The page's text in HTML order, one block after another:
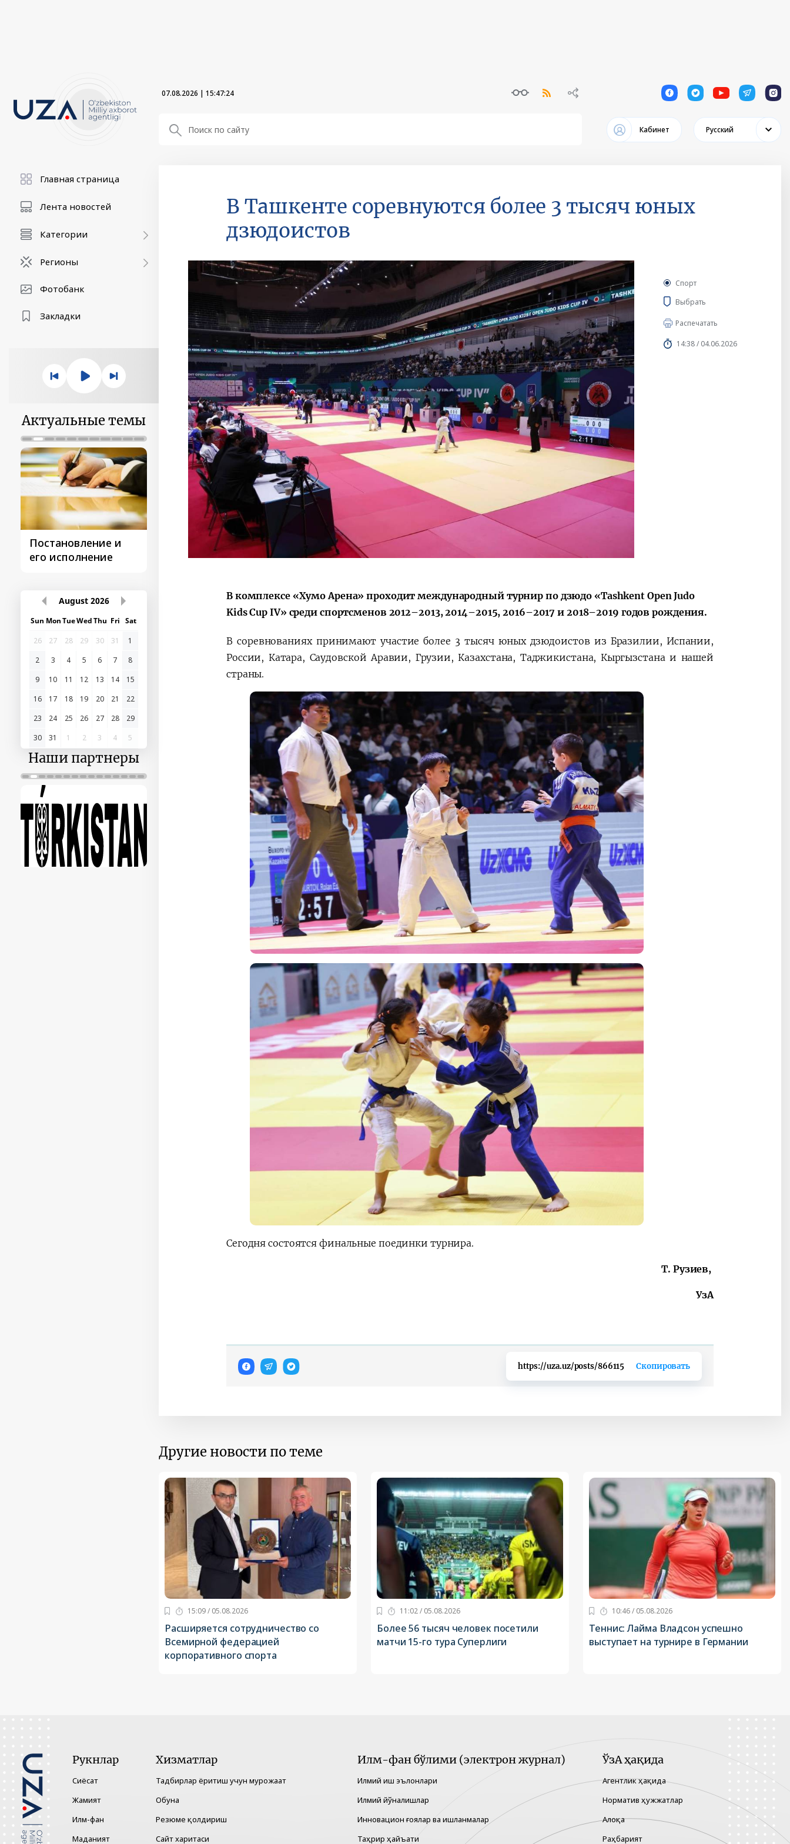
07.08.2026 | 15:47:25 1 1 1 1 1
Кабинет Русский
Главная страница
Лента новостей
Категории
Регионы
Фотобанк
Закладки
Актуальные темы
Постановление и
его исполнение
Поездки
Президента
Поручение
Президента – в
Видеоселекторные
совещания под
Шавката
Мирзиёева
Президента…
August 2026
Sun MonTueWedThu Fri Sat
26
27 28 29 30 31
1
2
3 4 5 6 7
8
9
10 11 12 13 14
15
16
17 18 19 20 21
22
23
24 25 26 27 28
29
30
31 1 2 3 4 5
Наши партнеры
В Ташкенте соревнуются более 3 тысяч юных
дзюдоистов
Спорт
Выбрать
Распечатать
14:38 / 04.06.2026
В комплексе «Хумо Арена» проходит международный турнир по дзюдо «Tashkent Open Judo
Kids Cup IV» среди спортсменов 2012–2013, 2014–2015, 2016–2017 и 2018–2019 годов рождения.
В соревнованиях принимают участие более 3 тысяч юных дзюдоистов из Бразилии, Испании,
России, Катара, Саудовской Аравии, Грузии, Казахстана, Таджикистана, Кыргызстана и нашей
страны.
Сегодня состоятся финальные поединки турнира.
Т. Рузиев,
УзА
https://uza.uz/posts/866115 Скопировать
Другие новости по теме
15:09 / 05.08.2026
Расширяется сотрудничество со
Всемирной федерацией
корпоративного спорта
11:02 / 05.08.2026
Более 56 тысяч человек посетили
матчи 15-го тура Суперлиги
10:46 / 05.08.2026
Теннис: Лайма Владсон успешно
выступает на турнире в Германии
Рукнлар
Сиёсат
Жамият
Илм-фан
Маданият
Хизматлар
Тадбирлар ёритиш учун мурожаат
Обуна
Резюме қолдириш
Сайт харитаси
Илм-фан бўлими (электрон журнал)
Илмий иш эълонлари
Илмий йўналишлар
Инновацион ғоялар ва ишланмалар
Таҳрир ҳайъати
ЎзА ҳақида
Агентлик ҳақида
Норматив ҳужжатлар
Алоқа
Раҳбарият